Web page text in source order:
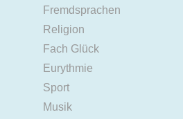
Fremdsprachen
Religion
Fach Glück
Eurythmie
Sport
Musik